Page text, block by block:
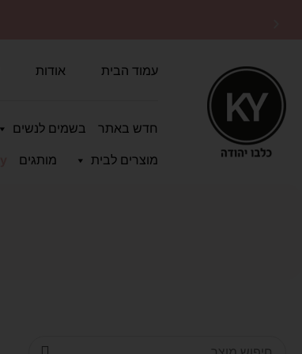
עמוד הבית
אודות
חדש באתר בשמים לנשים
מוצרים לבית מותגים